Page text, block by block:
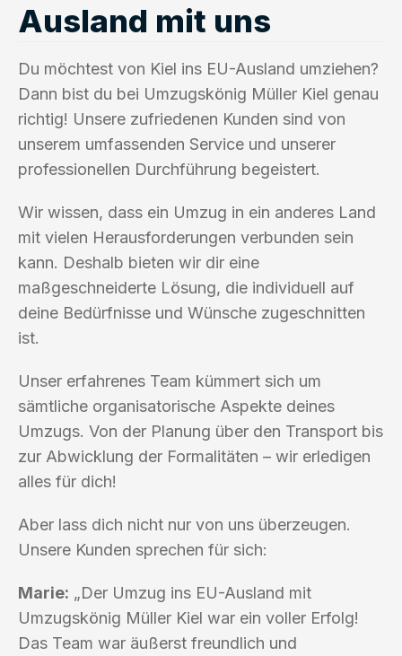
Ausland mit uns
Du möchtest von Kiel ins EU-Ausland umziehen?
Dann bist du bei Umzugskönig Müller Kiel genau
richtig! Unsere zufriedenen Kunden sind von
unserem umfassenden Service und unserer
professionellen Durchführung begeistert.
Wir wissen, dass ein Umzug in ein anderes Land
mit vielen Herausforderungen verbunden sein
kann. Deshalb bieten wir dir eine
maßgeschneiderte Lösung, die individuell auf
deine Bedürfnisse und Wünsche zugeschnitten
ist.
Unser erfahrenes Team kümmert sich um
sämtliche organisatorische Aspekte deines
Umzugs. Von der Planung über den Transport bis
zur Abwicklung der Formalitäten – wir erledigen
alles für dich!
Aber lass dich nicht nur von uns überzeugen.
Unsere Kunden sprechen für sich:
Marie: „Der Umzug ins EU-Ausland mit
Umzugskönig Müller Kiel war ein voller Erfolg!
Das Team war äußerst freundlich und